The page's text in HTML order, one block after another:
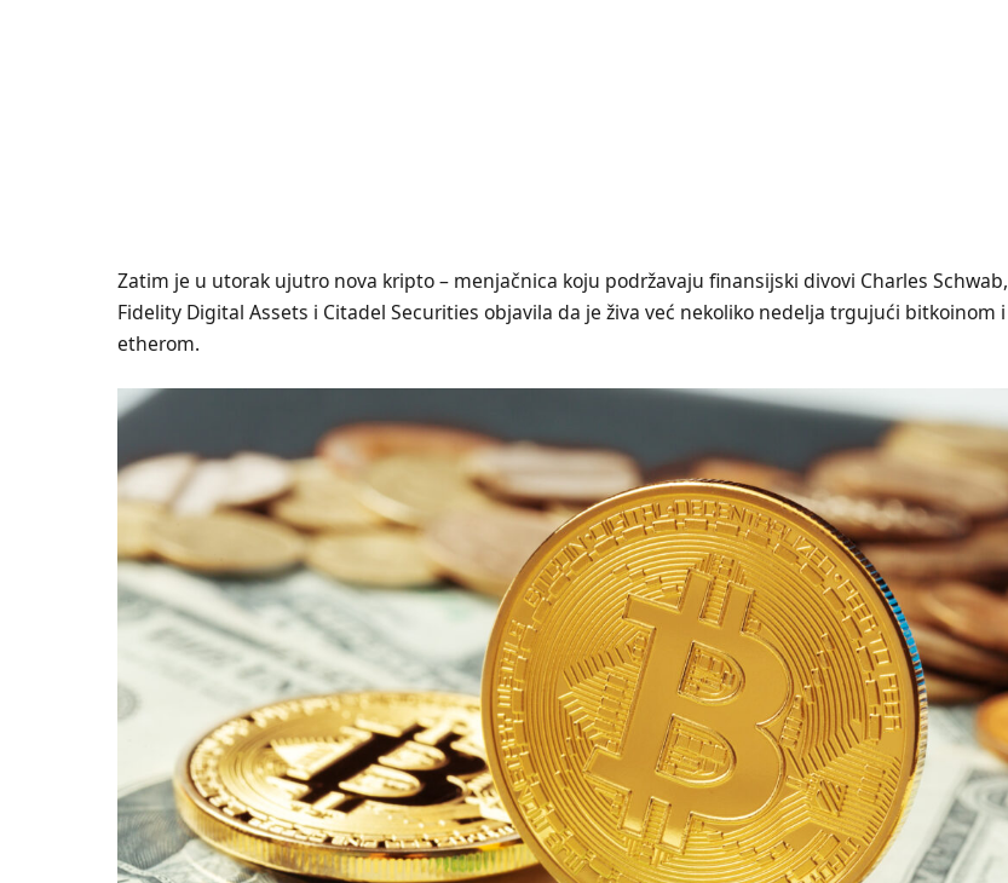
Zatim je u utorak ujutro nova kripto – menjačnica koju podržavaju finansijski divovi Charles Schwab,
Fidelity Digital Assets i Citadel Securities objavila da je živa već nekoliko nedelja trgujući bitkoinom i
etherom.